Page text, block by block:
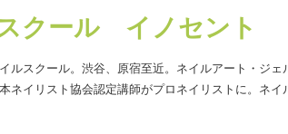
クール イノセント
ルスクール。渋谷、原宿至近。ネイルアート・ジェ
ネイリスト協会認定講師がプロネイリストに。ネイ